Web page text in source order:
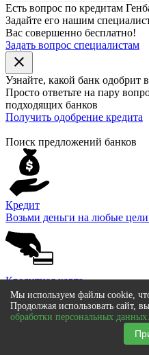
Есть вопрос по кредитам
Задайте его нашим
Вас совершенно бесплатно!
Задать вопрос специалистам
close
Узнайте, какой банк одобрит
Просто ответьте на пару
подходящих банков
Получить одобрение кредита
Поиск предложений банков
Кредит
Возьми деньги на любые
Кредитная карта
Покупай сейчас, а плати
Мы используем файлы cookie,
Продолжая использовать сайт,
обработки персональных данных.